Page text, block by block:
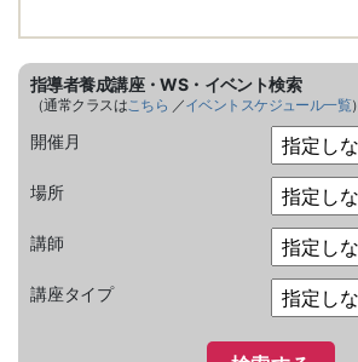
指導者養成講座・WS・イベント検索
（通常クラスはこちら ／イベントスケジュール一覧）
開催月
場所
講師
講座タイプ